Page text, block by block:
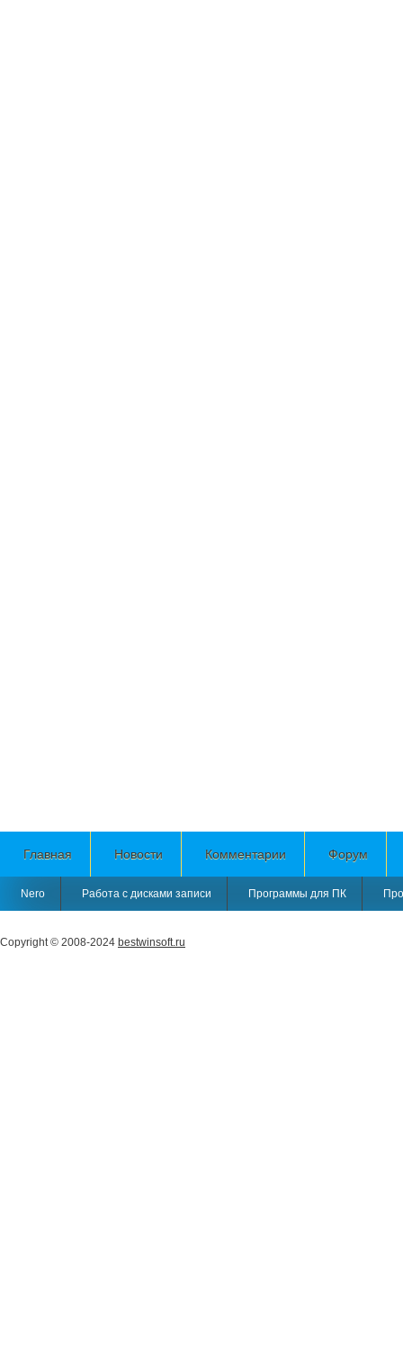
Главная Новости Комментарии Форум
Nero Работа с дисками записи Программы для ПК
Copyright © 2008-2024 bestwinsoft.ru